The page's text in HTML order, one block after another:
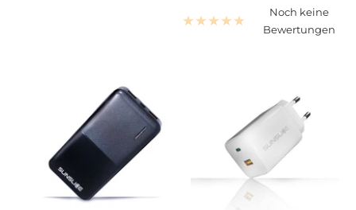
Noch keine
Bewertungen